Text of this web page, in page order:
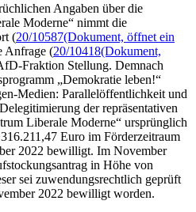
Angaben über die
Moderne“ nimmt die
(20/10587(Dokument, öffnet ein
Anfrage (20/10418(Dokument,
Fraktion Stellung. Demnach
„Demokratie leben!“
Medien: Parallelöffentlichkeit und
der repräsentativen
Liberale Moderne“ ursprünglich
Euro im Förderzeitraum
2022 bewilligt. Im November
in Höhe von
sei zuwendungsrechtlich geprüft
2022 bewilligt worden.